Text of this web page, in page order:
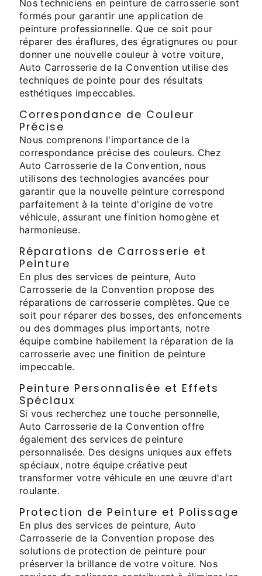
Nos techniciens en peinture de carrosserie sont
formés pour garantir une application de
peinture professionnelle. Que ce soit pour
réparer des éraflures, des égratignures ou pour
donner une nouvelle couleur à votre voiture,
Auto Carrosserie de la Convention utilise des
techniques de pointe pour des résultats
esthétiques impeccables.
Correspondance de Couleur
Précise
Nous comprenons l'importance de la
correspondance précise des couleurs. Chez
Auto Carrosserie de la Convention, nous
utilisons des technologies avancées pour
garantir que la nouvelle peinture correspond
parfaitement à la teinte d'origine de votre
véhicule, assurant une finition homogène et
harmonieuse.
Réparations de Carrosserie et
Peinture
En plus des services de peinture, Auto
Carrosserie de la Convention propose des
réparations de carrosserie complètes. Que ce
soit pour réparer des bosses, des enfoncements
ou des dommages plus importants, notre
équipe combine habilement la réparation de la
carrosserie avec une finition de peinture
impeccable.
Peinture Personnalisée et Effets
Spéciaux
Si vous recherchez une touche personnelle,
Auto Carrosserie de la Convention offre
également des services de peinture
personnalisée. Des designs uniques aux effets
spéciaux, notre équipe créative peut
transformer votre véhicule en une œuvre d'art
roulante.
Protection de Peinture et Polissage
En plus des services de peinture, Auto
Carrosserie de la Convention propose des
solutions de protection de peinture pour
préserver la brillance de votre voiture. Nos